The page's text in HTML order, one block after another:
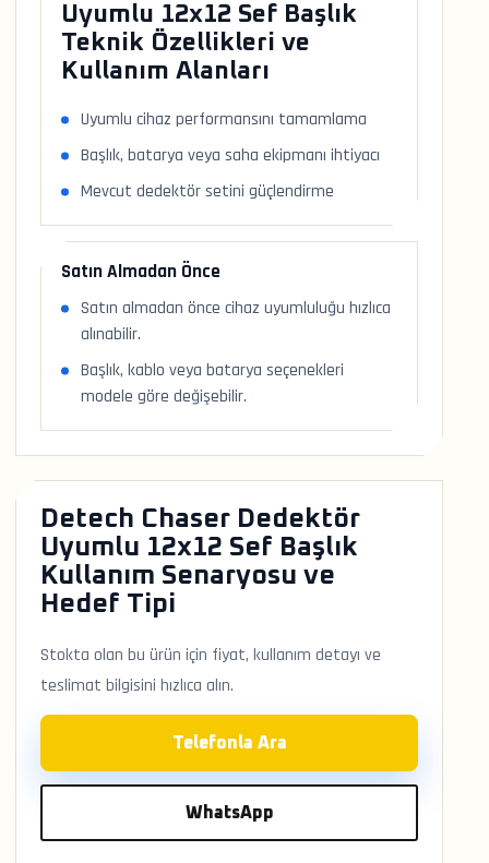
Uyumlu 12x12 Sef Başlık
Teknik Özellikleri ve
Kullanım Alanları
Uyumlu cihaz performansını tamamlama
Başlık, batarya veya saha ekipmanı ihtiyacı
Mevcut dedektör setini güçlendirme
Satın Almadan Önce
Satın almadan önce cihaz uyumluluğu hızlıca
alınabilir.
Başlık, kablo veya batarya seçenekleri
modele göre değişebilir.
Detech Chaser Dedektör
Uyumlu 12x12 Sef Başlık
Kullanım Senaryosu ve
Hedef Tipi
Stokta olan bu ürün için fiyat, kullanım detayı ve
teslimat bilgisini hızlıca alın.
Telefonla Ara
WhatsApp